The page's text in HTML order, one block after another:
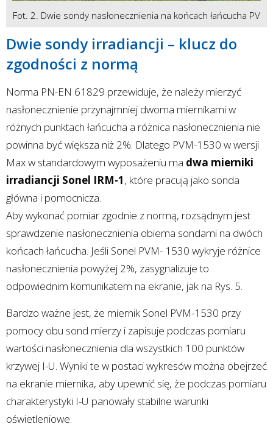
Fot. 2. Dwie sondy nasłonecznienia na końcach łańcucha PV
Dwie sondy irradiancji – klucz do
zgodności z normą
Norma PN-EN 61829 przewiduje, że należy mierzyć
nasłonecznienie przynajmniej dwoma miernikami w
różnych punktach łańcucha a różnica nasłonecznienia nie
powinna być większa niż 2%. Dlatego PVM-1530 w wersji
Max w standardowym wyposażeniu ma dwa mierniki
irradiancji Sonel IRM-1, które pracują jako sonda
główna i pomocnicza.
Aby wykonać pomiar zgodnie z normą, rozsądnym jest
sprawdzenie nasłonecznienia obiema sondami na dwóch
końcach łańcucha. Jeśli Sonel PVM- 1530 wykryje różnice
nasłonecznienia powyżej 2%, zasygnalizuje to
odpowiednim komunikatem na ekranie, jak na Rys. 5.
Bardzo ważne jest, że miernik Sonel PVM-1530 przy
pomocy obu sond mierzy i zapisuje podczas pomiaru
wartości nasłonecznienia dla wszystkich 100 punktów
krzywej I-U. Wyniki te w postaci wykresów można obejrzeć
na ekranie miernika, aby upewnić się, że podczas pomiaru
charakterystyki I-U panowały stabilne warunki
oświetleniowe.